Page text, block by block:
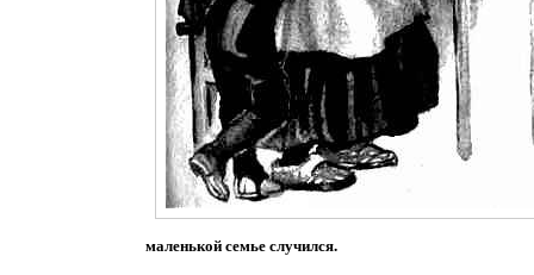
маленькой семье случился.